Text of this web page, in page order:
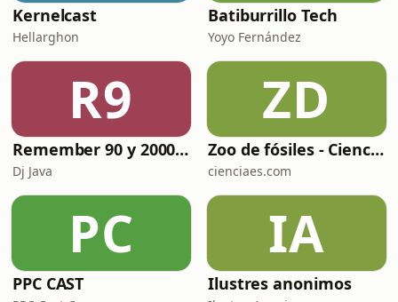
Kernelcast
Hellarghon
Batiburrillo Tech
Yoyo Fernández
R9
Remember 90 y 2000 en PLAY WITH ME by Dj Java
Dj Java
ZD
Zoo de fósiles - Cienciaes.com
cienciaes.com
PC
PPC CAST
IA
Ilustres anonimos